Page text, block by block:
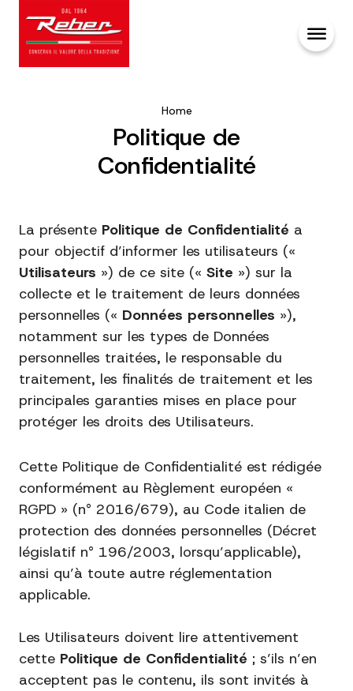
Home
Politique de
Confidentialité
La présente Politique de Confidentialité a
pour objectif d’informer les utilisateurs («
Utilisateurs ») de ce site (« Site ») sur la
collecte et le traitement de leurs données
personnelles (« Données personnelles »),
notamment sur les types de Données
personnelles traitées, le responsable du
traitement, les finalités de traitement et les
principales garanties mises en place pour
protéger les droits des Utilisateurs.
Cette Politique de Confidentialité est rédigée
conformément au Règlement européen «
RGPD » (n° 2016/679), au Code italien de
protection des données personnelles (Décret
législatif n° 196/2003, lorsqu’applicable),
ainsi qu’à toute autre réglementation
applicable.
Les Utilisateurs doivent lire attentivement
cette Politique de Confidentialité ; s’ils n’en
acceptent pas le contenu, ils sont invités à